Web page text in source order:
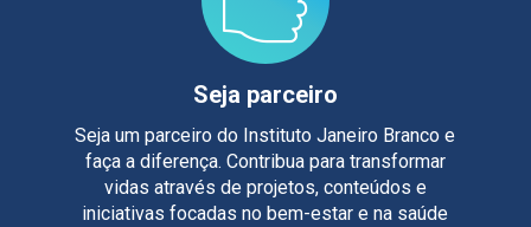
Seja parceiro
Seja um parceiro do Instituto Janeiro Branco e
faça a diferença. Contribua para transformar
vidas através de projetos, conteúdos e
iniciativas focadas no bem-estar e na saúde